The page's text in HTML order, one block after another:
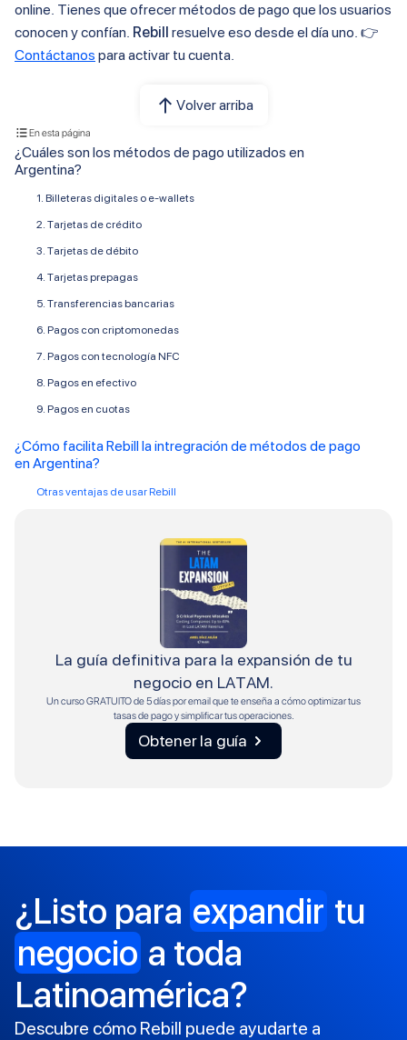
En esta página
¿Cuáles son los métodos de pago utilizados en
Argentina?
1. Billeteras digitales o e-wallets
2. Tarjetas de crédito
3. Tarjetas de débito
4. Tarjetas prepagas
5. Transferencias bancarias
6. Pagos con criptomonedas
7. Pagos con tecnología NFC
8. Pagos en efectivo
9. Pagos en cuotas
¿Cómo facilita Rebill la intregración de métodos de pago
en Argentina?
Otras ventajas de usar Rebill
La guía definitiva para la expansión de tu
negocio en LATAM.
Un curso GRATUITO de 5 días por email que te enseña a cómo optimizar tus
tasas de pago y simplificar tus operaciones.
Obtener la guía
online. Tienes que ofrecer métodos de pago que los usuarios
conocen y confían. Rebill
resuelve eso desde el día uno. 👉
Contáctanos para activar tu cuenta.
Volver arriba
¿Listo para expandir tu
negocio a toda
Latinoamérica?
Descubre cómo Rebill puede ayudarte a